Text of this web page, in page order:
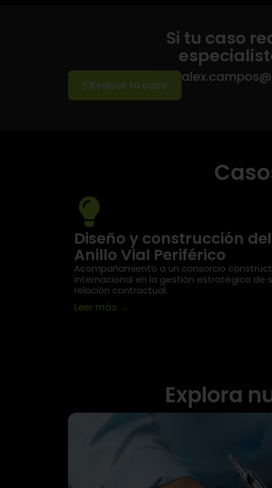
Si tu caso
Evaluar tu caso
Diseño y construcción del
Anillo Vial Periférico
Acompañamiento a un consorcio
internacional en la gestión estratégica de
relación contractual.
Leer más →
Explora